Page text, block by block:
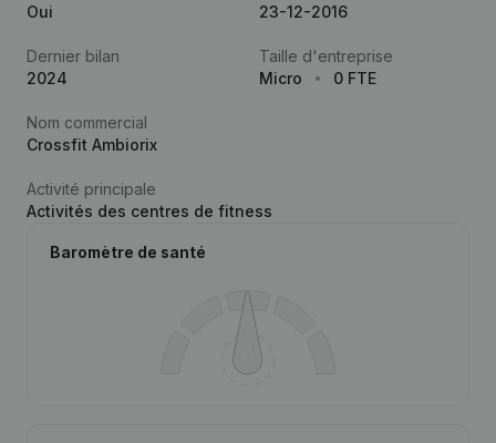
Oui
23-12-2016
Dernier bilan
2024
Taille d'entreprise
Micro
0 FTE
Nom commercial
Crossfit Ambiorix
Activité principale
Activités des centres de fitness
Baromètre de santé